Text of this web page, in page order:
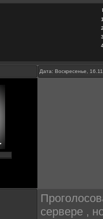
Дата: Воскресенье,
сервере ,